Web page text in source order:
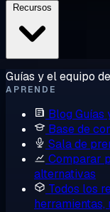
Guías y el equipo
APRENDE
Blog Guías
Base de
Sala de
Comparar
alternativas
Todos los
herramientas,